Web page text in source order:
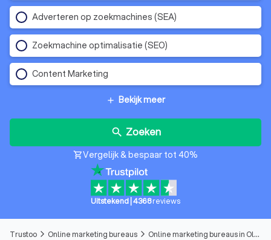
Adverteren op zoekmachines (SEA)
Zoekmachine optimalisatie (SEO)
Content Marketing
add Bekijk meer
search Zoeken
shopping_cartVergelijk & bespaar tot 40%
Uitstekend 4368reviews
Trustoo arrow_forward_ios Online marketing bureaus arrow_forward_ios Online marketing bureaus in Oldenzaal